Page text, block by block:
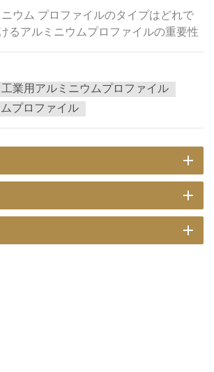
ウム プロファイルのタイプはどれで
るアルミニウムプロファイルの重要性
窓は単なる採光と換気の通路ではな
能を決定づける重要な構成要素です。
となるのは、 アルミニウムプロファ
性能、そして気密性は、使...
工業用アルミニウムプロファイル
プロファイル